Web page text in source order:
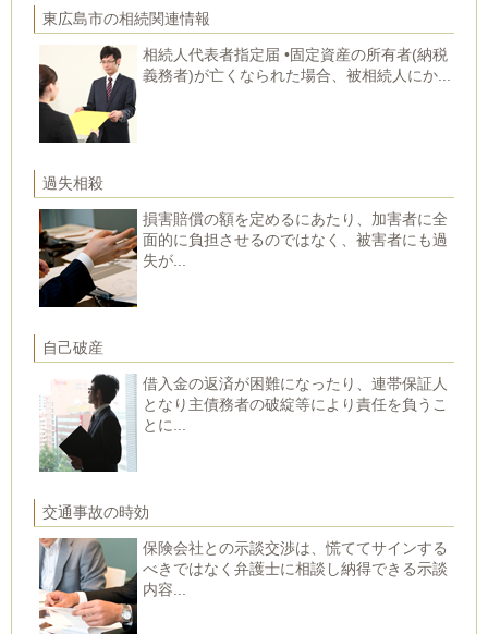
東広島市の相続関連情報
相続人代表者指定届 •固定資産の所有者(納税
義務者)が亡くなられた場合、被相続人にか...
過失相殺
損害賠償の額を定めるにあたり、加害者に全
面的に負担させるのではなく、被害者にも過
失が...
自己破産
借入金の返済が困難になったり、連帯保証人
となり主債務者の破綻等により責任を負うこ
とに...
交通事故の時効
保険会社との示談交渉は、慌ててサインする
べきではなく弁護士に相談し納得できる示談
内容...